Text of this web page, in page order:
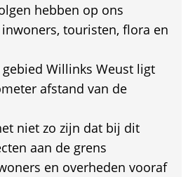
hebben op ons
touristen, flora en
Willinks Weust ligt
afstand van de
niet zo zijn dat bij dit
aan de grens
en overheden vooraf